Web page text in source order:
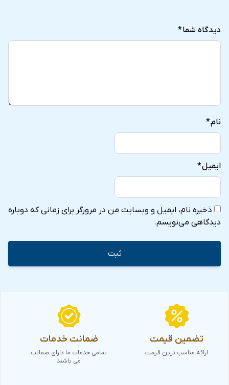
دیدگاه شما*
نام*
ایمیل*
ذخیره نام، ایمیل و وبسایت من در مرورگر برای زمانی که دوباره
دیدگاهی می‌نویسم.
تضمین قیمت
ارائه مناسب ترین قیمت
ضمانت خدمات
تمامی خدمات ما دارای ضمانت
می باشند